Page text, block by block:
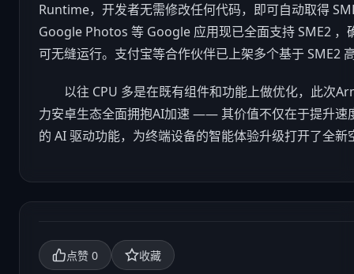
Runtime，开发者无需修改任何代码，即可自动取得
Google Photos 等 Google 应用现已全面支持 SME2 ，
可无缝运行。支付宝等合作伙伴已上架多个基于 SME2
以往 CPU 多是在既有组件和功能上做优化，此次
力安卓生态全面拥抱AI加速 —— 其价值不仅在于提升速
的 AI 驱动功能，为终端设备的智能体验升级打开了全新
点赞 0 收藏